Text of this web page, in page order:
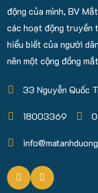
động của mình, BV
các hoạt động truyền
hiểu biết của người
nên một cộng đồng
33 Nguyễn Quốc
18003369